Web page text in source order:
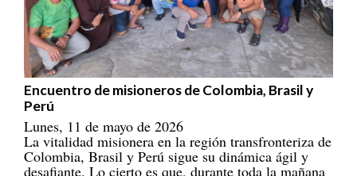
Encuentro de misioneros de Colombia, Brasil y
Perú
Lunes, 11 de mayo de 2026
La vitalidad misionera en la región transfronteriza de
Colombia, Brasil y Perú sigue su dinámica ágil y
desafiante. Lo cierto es que, durante toda la mañana